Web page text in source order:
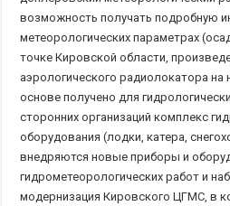
возможность получать подробную
метеорологических параметрах
точке Кировской области,
аэрологического радиолокатора
основе получено для
сторонних организаций комплекс
оборудования (лодки, катера,
внедряются новые приборы и
гидрометеорологических работ и
модернизация Кировского ЦГМС, в